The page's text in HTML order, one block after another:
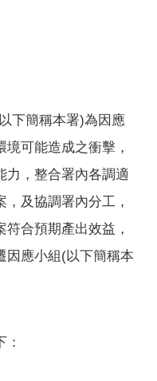
下簡稱本署)為因應
境可能造成之衝擊，
力，整合署內各調適
，及協調署內分工，
符合預期產出效益，
因應小組(以下簡稱本